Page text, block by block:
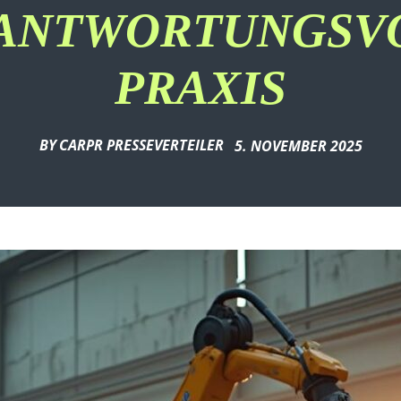
PRAXIS
BY CARPR PRESSEVERTEILER 5. NOVEMBER 2025